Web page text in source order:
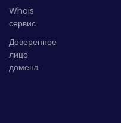
Whois
сервис
Доверенное
лицо
домена